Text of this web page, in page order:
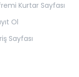
Kurtar Sayfası
Ol
Sayfası